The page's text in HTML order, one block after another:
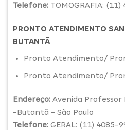
Telefone: TOMOGRAFIA:
PRONTO ATENDIMENTO
BUTANTÃ
Pronto Atendimento/
Pronto Atendimento/
Endereço: Avenida Professor
-Butantã – São Paulo
Telefone: GERAL: (11) 4085-